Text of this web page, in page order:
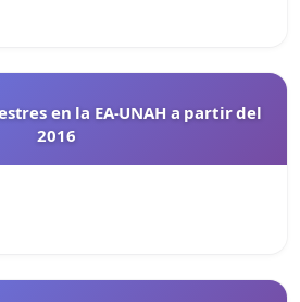
en la EA-UNAH a partir del
2016